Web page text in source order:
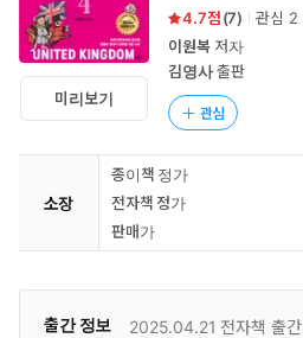
미리보기
4.7 (7) 관심 2
이원복저자
김영사출판
관심
소장
종이책 정가
전자책 정가
판매가
출간 정보 2025.04.21 전자책 출간